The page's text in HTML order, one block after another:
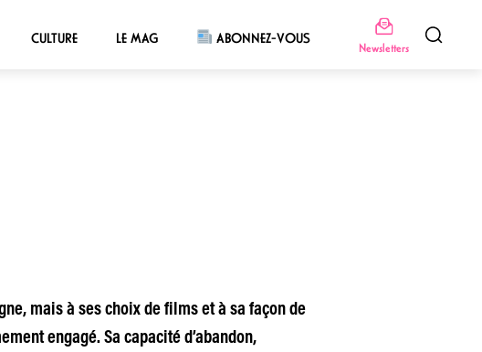
CULTURE LE MAG ABONNEZ-VOUS
Newsletters
mais à ses choix de films et à sa façon de
engagé. Sa capacité d’abandon,